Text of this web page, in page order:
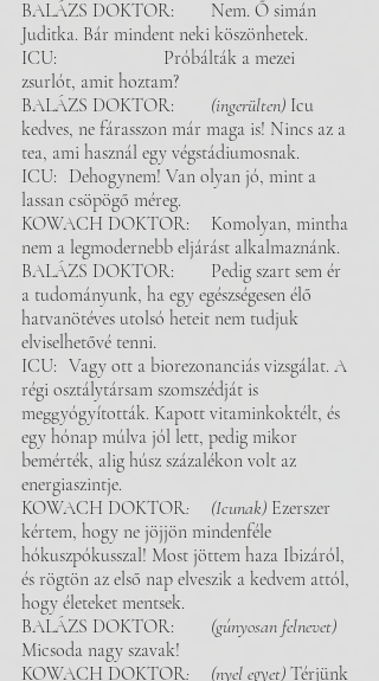
BALÁZS DOKTOR: 	Nem. Ő simán
ICU: 			Próbálták a mezei
zsurlót, amit hoztam?
(ingerülten) Icu
kedves, ne fárasszon már maga is! Nincs az a
tea, ami használ egy végstádiumosnak.
ICU: 	Dehogynem! Van olyan jó, mint a
lassan csöpögő méreg.
KOWACH DOKTOR:	Komolyan, mintha
nem a legmodernebb eljárást alkalmaznánk.
BALÁZS DOKTOR: 	Pedig szart sem ér
a tudományunk, ha egy egészségesen élő
hatvanötéves utolsó heteit nem tudjuk
elviselhetővé tenni.
ICU: 	Vagy ott a biorezonanciás vizsgálat. A
régi osztálytársam szomszédját is
meggyógyították. Kapott vitaminkoktélt, és
egy hónap múlva jól lett, pedig mikor
bemérték, alig húsz százalékon volt az
energiaszintje.
KOWACH DOKTOR
: 	(Icunak) Ezerszer
kértem, hogy ne jöjjön mindenféle
hókuszpókusszal! Most jöttem haza Ibizáról,
és rögtön az első nap elveszik a kedvem attól,
hogy életeket mentsek.
(gúnyosan felnevet)
Micsoda nagy szavak!
KOWACH DOKTOR
: 	(nyel egyet) Térjünk